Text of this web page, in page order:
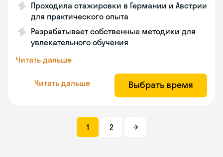
Проходила стажировки в Германии и Австрии
для практического опыта
Разрабатывает собственные методики для
увлекательного обучения
Читать дальше
Читать дальше Выбрать время
1 2